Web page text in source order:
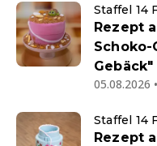
Staffel 14
Rezept
Gebäck"
05.08.2026
Staffel 14
Rezept